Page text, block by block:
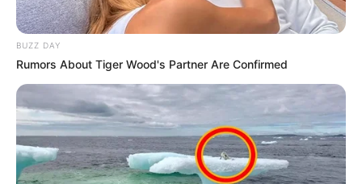
BUZZ DAY
Rumors About Tiger Wood's Partner Are Confirmed